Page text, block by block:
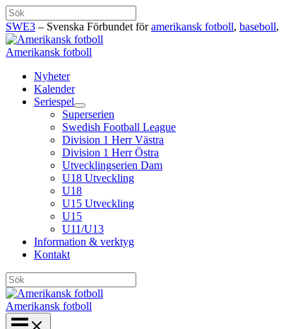
Hoppa
till
innehåll
Sök
SWE3 – Svenska Förbundet föramerikansk fotboll, baseboll,
Amerikansk fotboll
Nyheter
Kalender
Seriespel
Superserien
Swedish Football League
Division 1 Herr Västra
Division 1 Herr Östra
Utvecklingserien Dam
U18 Utveckling
U18
U15 Utveckling
U15
U11/U13
Information & verktyg
Kontakt
Sök
Amerikansk fotboll